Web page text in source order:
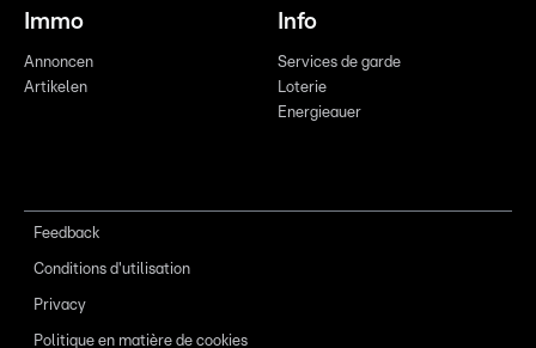
Immo
Annoncen
Artikelen
Info
Services de garde
Loterie
Energieauer
Feedback
Conditions d'utilisation
Privacy
Politique en matière de cookies